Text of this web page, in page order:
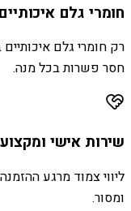
חומרי גלם
רק חומרי גלם
חסר פשרות בכל מנה.
שירות אישי
ליווי צמוד מרגע
ומסור.